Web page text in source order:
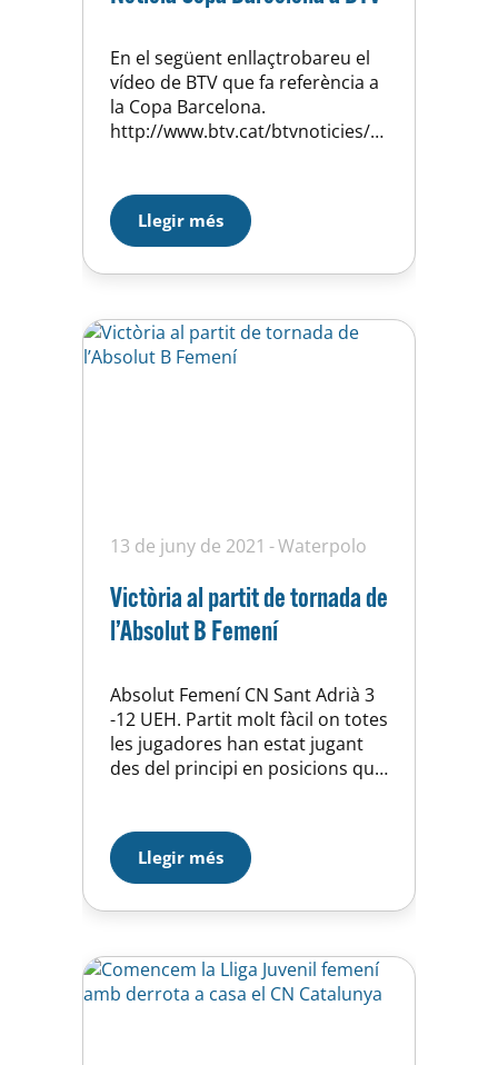
En el següent enllaçtrobareu el
vídeo de BTV que fa referència a
la Copa Barcelona.
http://www.btv.cat/btvnoticies/2
copa-barcelona/
Llegir més
13 de juny de 2021 Waterpolo
Victòria al partit de tornada de
l’Absolut B Femení
Absolut Femení CN Sant Adrià 3
-12 UEH. Partit molt fàcil on totes
les jugadores han estat jugant
des del principi en posicions que
diferents cosetes a millorar tan
ofensiva com defensivament.
Avancem ronda per lluitar per
les posicions 7-10 on…
Llegir més